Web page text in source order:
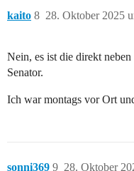
kaito 28. Oktober 2025
8
Nein, es ist die direkt
Senator.
Ich war montags vor Ort
sonni369 28. Oktober
9